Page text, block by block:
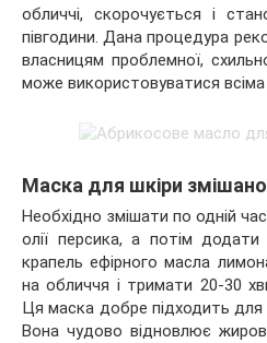
обличчі, скорочується і
півгодини. Дана процедура
власницям проблемної,
може використовуватися
Маска для шкіри
Необхідно змішати по одній
олії персика, а потім
крапель ефірного масла
на обличчя і тримати 20-30
Ця маска добре підходить
Вона чудово відновлює